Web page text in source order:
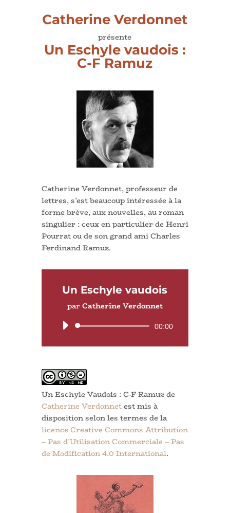
Catherine Verdonnet
présente
Un Eschyle vaudois :
C-F Ramuz
Catherine Verdonnet, professeur de
lettres, s’est beaucoup intéressée à la
forme brève, aux nouvelles, au roman
singulier : ceux en particulier de Henri
Pourrat ou de son grand ami Charles
Ferdinand Ramuz.
Un Eschyle vaudois
par Catherine Verdonnet
Lecteur
00:00
Un Eschyle Vaudois : C-F Ramuz de
Catherine Verdonnetest mis à
disposition selon les termes de la
licence Creative Commons Attribution
– Pas d’Utilisation Commerciale – Pas
de Modification 4.0 International.